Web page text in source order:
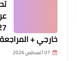
خارجي +
07 أغسطس 2026